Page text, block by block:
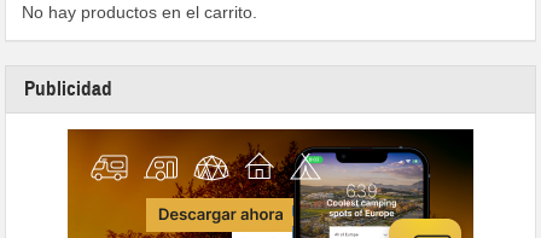
No hay productos en el carrito.
Publicidad